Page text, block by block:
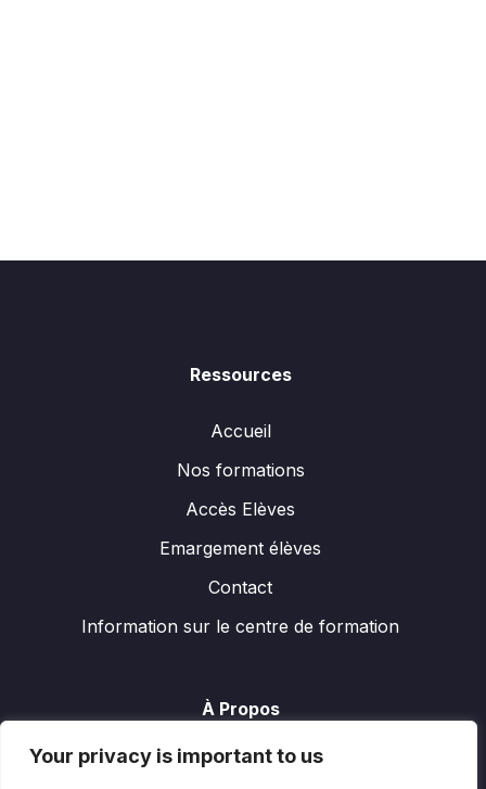
Your privacy is important to us
Ressources
Accueil
Nos formations
Accès Elèves
Emargement élèves
Contact
Information sur le centre de formation
À Propos